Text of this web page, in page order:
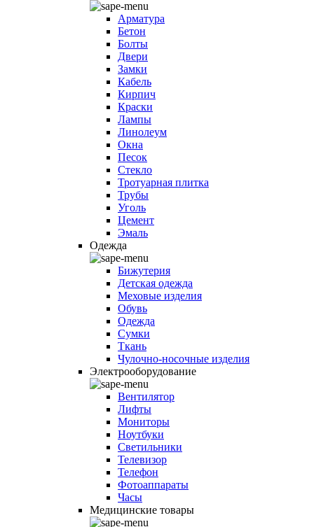
Арматура
Бетон
Болты
Двери
Замки
Кабель
Кирпич
Краски
Лампы
Линолеум
Окна
Песок
Стекло
Тротуарная плитка
Трубы
Уголь
Цемент
Эмаль
Одежда
Бижутерия
Детская одежда
Меховые изделия
Обувь
Одежда
Сумки
Ткань
Чулочно-носочные изделия
Электрооборудование
Вентилятор
Лифты
Мониторы
Ноутбуки
Светильники
Телевизор
Телефон
Фотоаппараты
Часы
Медицинские товары